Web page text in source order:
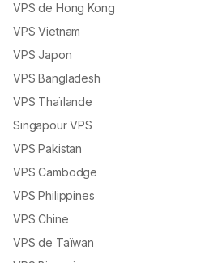
VPS de Hong Kong
VPS Vietnam
VPS Japon
VPS Bangladesh
VPS Thaïlande
Singapour VPS
VPS Pakistan
VPS Cambodge
VPS Philippines
VPS Chine
VPS de Taïwan